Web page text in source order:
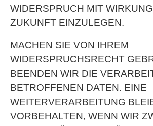
WIDERSPRUCH MIT
ZUKUNFT EINZULEGEN.
MACHEN SIE VON IHREM
WIDERSPRUCHSRECHT
BEENDEN WIR DIE
BETROFFENEN DATEN. EINE
WEITERVERARBEITUNG
VORBEHALTEN, WENN WIR